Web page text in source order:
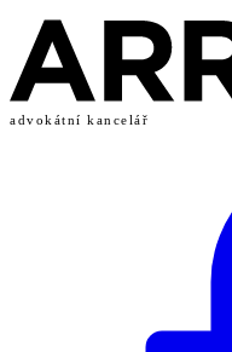
advokátní kancelář